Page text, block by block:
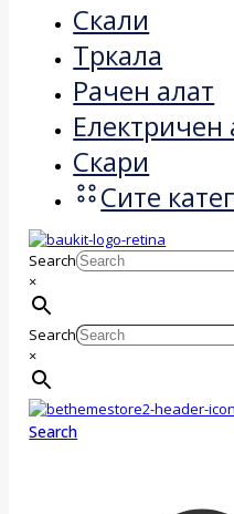
Скали
Тркала
Рачен алат
Електричен
Скари
Сите
Search
×
Search
×
Search